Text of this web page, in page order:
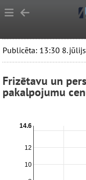
Publicēta: 13:30 8.
Frizētavu un
pakalpojumu